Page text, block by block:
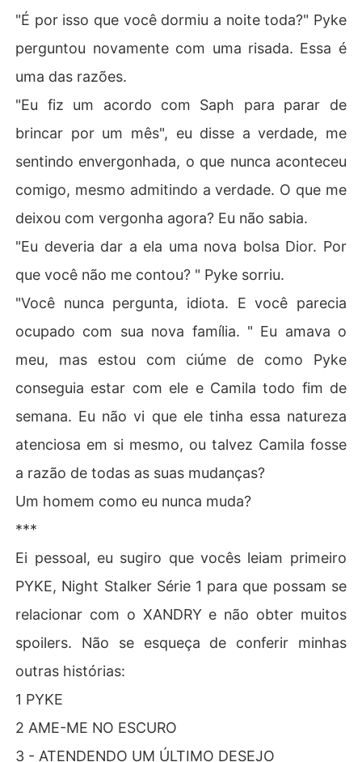
"É por isso que você dormiu a noite toda?" Pyke
perguntou novamente com uma risada. Essa é
uma das razões.
"Eu fiz um acordo com Saph para parar de
brincar por um mês", eu disse a verdade, me
sentindo envergonhada, o que nunca aconteceu
comigo, mesmo admitindo a verdade. O que me
deixou com vergonha agora? Eu não sabia.
"Eu deveria dar a ela uma nova bolsa Dior. Por
que você não me contou? " Pyke sorriu.
"Você nunca pergunta, idiota. E você parecia
ocupado com sua nova família. " Eu amava o
meu, mas estou com ciúme de como Pyke
conseguia estar com ele e Camila todo fim de
semana. Eu não vi que ele tinha essa natureza
atenciosa em si mesmo, ou talvez Camila fosse
a razão de todas as suas mudanças?
Um homem como eu nunca muda?
***
Ei pessoal, eu sugiro que vocês leiam primeiro
PYKE, Night Stalker Série 1 para que possam se
relacionar com o XANDRY e não obter muitos
spoilers. Não se esqueça de conferir minhas
outras histórias:
1 PYKE
2 AME-ME NO ESCURO
3 - ATENDENDO UM ÚLTIMO DESEJO